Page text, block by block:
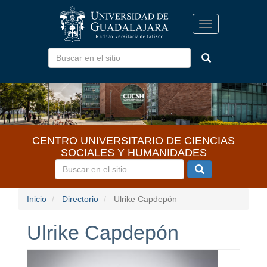
Toggle
navigation
CENTRO UNIVERSITARIO DE CIENCIAS
SOCIALES Y HUMANIDADES
Inicio Directorio Ulrike Capdepón
Ulrike Capdepón